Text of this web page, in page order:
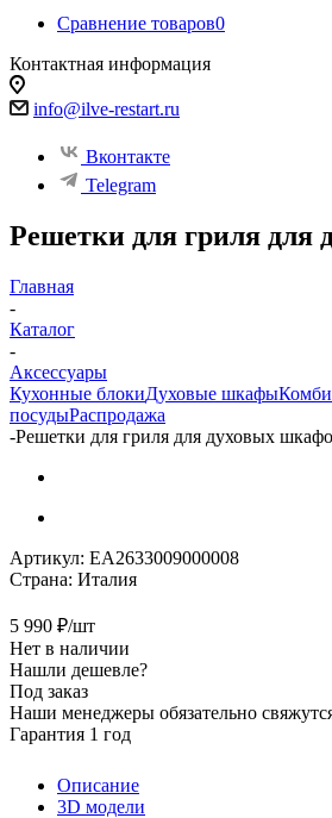
Сравнение товаров0
Контактная информация
info@ilve-restart.ru
Вконтакте
Telegram
Решетки для гриля для
Главная
-
Каталог
-
Аксессуары
Кухонные блокиДуховые шкафы
посудыРаспродажа
-Решетки для гриля для духовых
Артикул: EA2633009000008
Страна: Италия
5 990 ₽/шт
Нет в наличии
Нашли дешевле?
Под заказ
Наши менеджеры обязательно
Гарантия 1 год
Описание
3D модели